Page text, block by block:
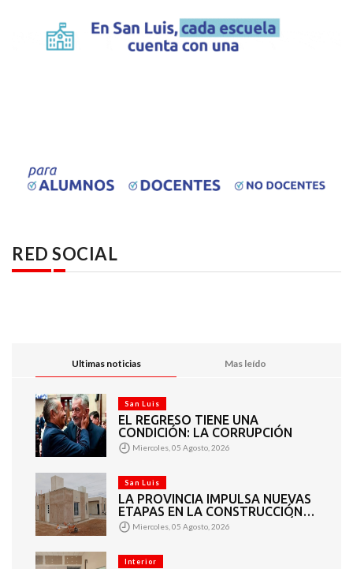
RED SOCIAL
Ultimas noticias Mas leído
San Luis
EL REGRESO TIENE UNA
CONDICIÓN: LA CORRUPCIÓN
Miercoles, 05 Agosto, 2026
San Luis
LA PROVINCIA IMPULSA NUEVAS
ETAPAS EN LA CONSTRUCCIÓN
DE VIVIENDAS EN PUEYRREDÓN
Miercoles, 05 Agosto, 2026
Interior